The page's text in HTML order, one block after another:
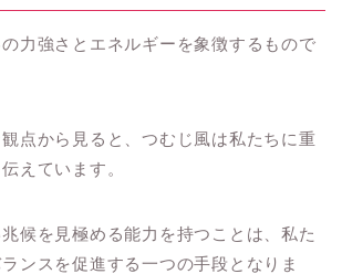
力強さとエネルギーを象徴するもので
点から見ると、つむじ風は私たちに重
えています。
候を見極める能力を持つことは、私た
ンスを促進する一つの手段となりま